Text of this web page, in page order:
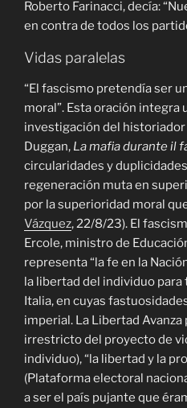
Roberto Farinacci, decía:
en contra de todos los
Vidas paralelas
“El fascismo pretendía ser
moral”. Esta oración integra
investigación del
Duggan, La mafia durante il
circularidades y
regeneración muta en
por la superioridad moral
Vázquez, 22/8/23). El
Ercole, ministro de
representa “la fe en la
la libertad del individuo para
Italia, en cuyas
imperial. La Libertad
irrestricto del proyecto de
individuo), “la libertad y la
(Plataforma electoral
a ser el país pujante que